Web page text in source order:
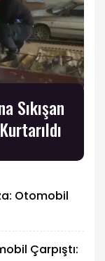
Sıkışan
Otomobil
Çarpıştı: